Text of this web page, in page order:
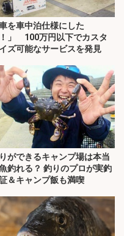
車を車中泊仕様にした
」 100万円以下でカスタ
ズ可能なサービスを発見
ができるキャンプ場は本当
釣れる？ 釣りのプロが実釣
＆キャンプ飯も満喫